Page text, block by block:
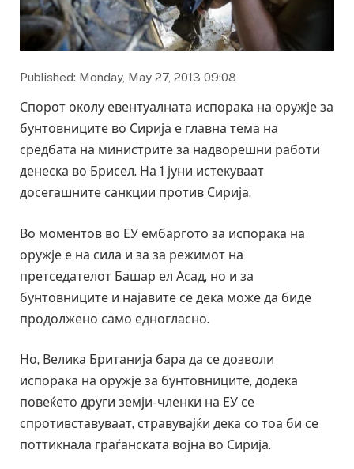
Published: Monday, May 27, 2013 09:08
Спорот околу евентуалната испорака на оружје за
бунтовниците во Сирија е главна тема на
средбата на министрите за надворешни работи
денеска во Брисел. На 1 јуни истекуваат
досегашните санкции против Сирија.
Во моментов во ЕУ ембаргото за испорака на
оружје е на сила и за за режимот на
претседателот Башар ел Асад, но и за
бунтовниците и најавите се дека може да биде
продолжено само едногласно.
Но, Велика Британија бара да се дозволи
испорака на оружје за бунтовниците, додека
повеќето други земји-членки на ЕУ се
спротивставуваат, стравувајќи дека со тоа би се
поттикнала граѓанската војна во Сирија.